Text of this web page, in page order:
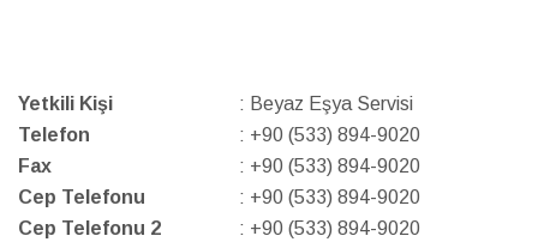
Yetkili Kişi
: Beyaz Eşya Servisi
Telefon
: +90 (533) 894-9020
Fax
: +90 (533) 894-9020
Cep Telefonu
: +90 (533) 894-9020
Cep Telefonu 2
: +90 (533) 894-9020